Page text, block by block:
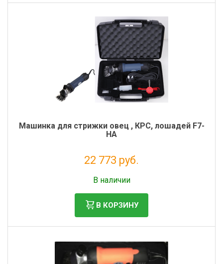
Машинка для стрижки овец , КРС, лошадей F7-
HA
22 773 руб.
В наличии
В КОРЗИНУ